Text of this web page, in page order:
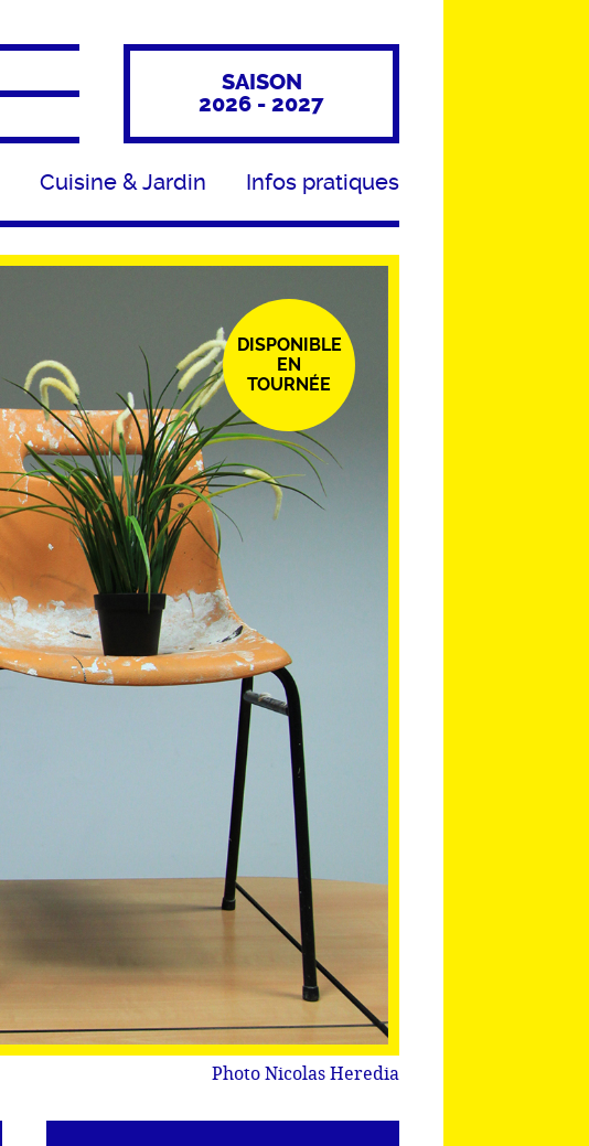
SAISON
2026 - 2027
Cuisine & Jardin Infos pratiques
DISPONIBLE
EN
TOURNÉE
Photo Nicolas Heredia